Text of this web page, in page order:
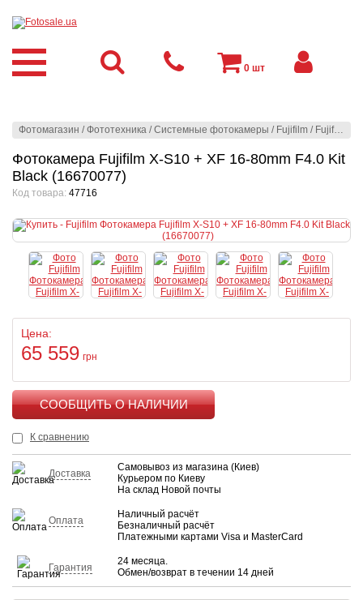
Фотомагазин /Фототехника /Системные фотокамеры / Fujifilm / Fujifilm
Фотокамера Fujifilm X-S10 + XF 16-80mm F4.0 Kit
Black (16670077)
Код товара: 47716
Цена:
65 559 грн
К сравнению
Доставка
Самовывоз из магазина (Киев)
Курьером по Киеву
На склад Новой почты
Оплата
Наличный расчёт
Безналичный расчёт
Платежными картами Visa и MasterCard
Гарантия
24 месяца.
Обмен/возврат в течении 14 дней
0 шт